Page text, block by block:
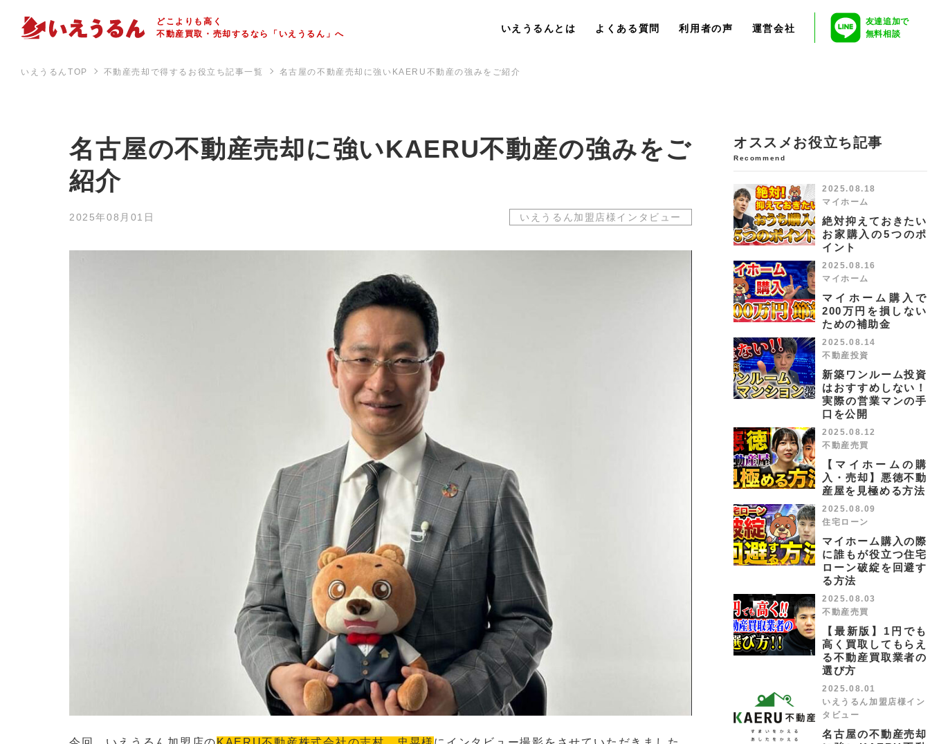
どこよりも高く
不動産買取・売却するなら「いえうるん」へ
いえうるんとは よくある質問 利用者の声 運営会社
友達追加で
無料相談
いえうるんTOP 不動産売却で得するお役立ち記事一覧 名古屋の不動産売却に強いKAERU不動産の強みをご紹介
名古屋の不動産売却に強いKAERU不動産の強みをご
紹介
2025年08月01日 いえうるん加盟店様インタビュー
オススメお役立ち記事
Recommend
絶対抑えておきたい
お家購入の5つのポ
イント
2025.08.18
マイホーム
マイホーム購入で
200万円を損しない
ための補助金
2025.08.16
マイホーム
新築ワンルーム投資
はおすすめしない！
実際の営業マンの手
口を公開
2025.08.14
不動産投資
【マイホームの購
入・売却】悪徳不動
産屋を見極める方法
2025.08.12
不動産売買
マイホーム購入の際
に誰もが役立つ住宅
ローン破綻を回避す
る方法
2025.08.09
住宅ローン
【最新版】1円でも
高く買取してもらえ
る不動産買取業者の
選び方
2025.08.03
不動産売買
名古屋の不動産売却
2025.08.01
いえうるん加盟店様イン
タビュー